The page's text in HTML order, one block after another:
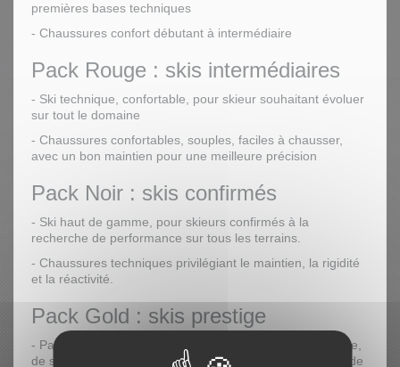
premières bases techniques
- Chaussures confort débutant à intermédiaire
Pack Rouge : skis intermédiaires
- Ski technique, confortable, pour skieur souhaitant évoluer
sur tout le domaine
- Chaussures confortables, souples, faciles à chausser,
avec un bon maintien pour une meilleure précision
Pack Noir : skis confirmés
- Ski haut de gamme, pour skieurs confirmés à la
recherche de performance sur tous les terrains.
- Chaussures techniques privilégiant le maintien, la rigidité
et la réactivité.
Pack Gold : skis prestige
- Pack destiné aux skieurs à la recherche de performance,
de sensations, mais aussi d’un maximum de services et de